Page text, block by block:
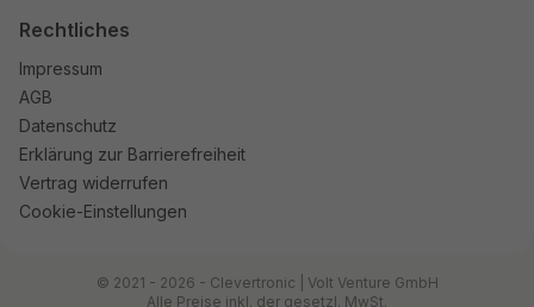
Rechtliches
Impressum
AGB
Datenschutz
Erklärung zur Barrierefreiheit
Vertrag widerrufen
Cookie-Einstellungen
© 2021 - 2026 - Clevertronic | Volt Venture GmbH
Alle Preise inkl. der gesetzl. MwSt.